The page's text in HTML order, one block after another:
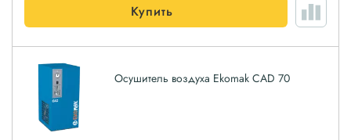
Купить
Осушитель воздуха Ekomak CAD 70